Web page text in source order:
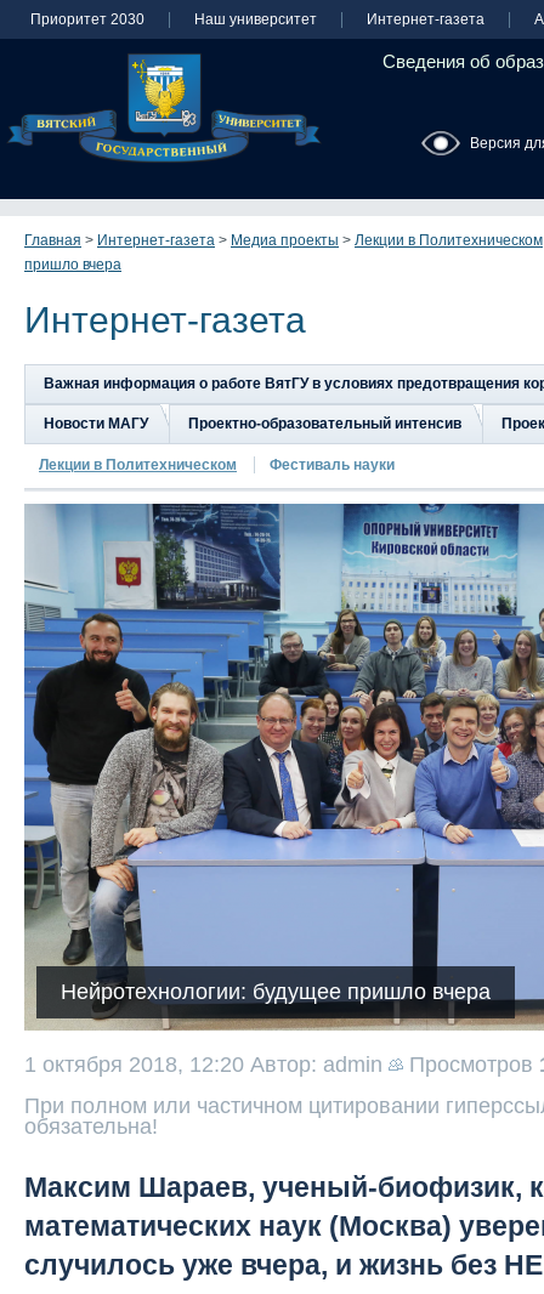
Приоритет 2030 Наш университет Интернет-газета
Сведения об
Версия
Главная > Интернет-газета > Медиа проекты > Лекции в Политехническом
пришло вчера
Интернет-газета
Важная информация о работе ВятГУ в условиях предотвращения
Новости МАГУ Проектно-образовательный интенсив
Лекции в Политехническом Фестиваль науки
Нейротехнологии: будущее пришло вчера
1 октября 2018, 12:20 Автор: admin Просмотров
При полном или частичном цитировании
обязательна!
Максим Шараев, ученый-биофизик,
математических наук (Москва)
случилось уже вчера, и жизнь без